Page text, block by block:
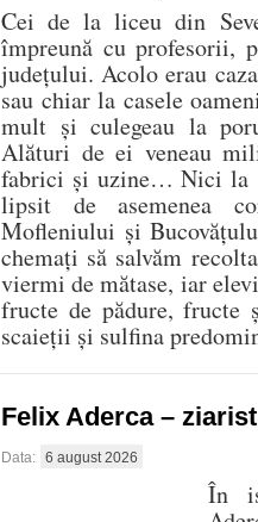
Cei de la liceu din
împreună cu profesorii,
județului. Acolo erau
sau chiar la casele
mult și culegeau la
Alături de ei veneau
fabrici și uzine… Nici la
lipsit de asemenea
Mofleniului și
chemați să salvăm
viermi de mătase, iar
fructe de pădure, fructe
scaieții și sulfina
Felix Aderca –
Data: 6 august 2026
În